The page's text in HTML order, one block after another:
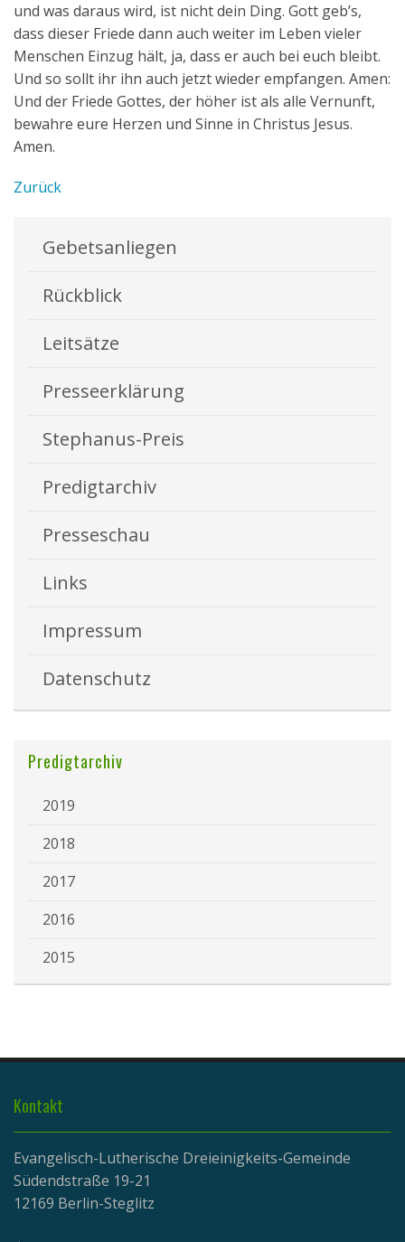
und was daraus wird, ist nicht dein Ding. Gott geb’s,
dass dieser Friede dann auch weiter im Leben vieler
Menschen Einzug hält, ja, dass er auch bei euch bleibt.
Und so sollt ihr ihn auch jetzt wieder empfangen. Amen:
Und der Friede Gottes, der höher ist als alle Vernunft,
bewahre eure Herzen und Sinne in Christus Jesus.
Amen.
Zurück
Gebetsanliegen
Rückblick
Leitsätze
Presseerklärung
Stephanus-Preis
Predigtarchiv
Presseschau
Links
Impressum
Datenschutz
Predigtarchiv
2019
2018
2017
2016
2015
Kontakt
Evangelisch-Lutherische Dreieinigkeits-Gemeinde
Südendstraße 19-21
12169 Berlin-Steglitz